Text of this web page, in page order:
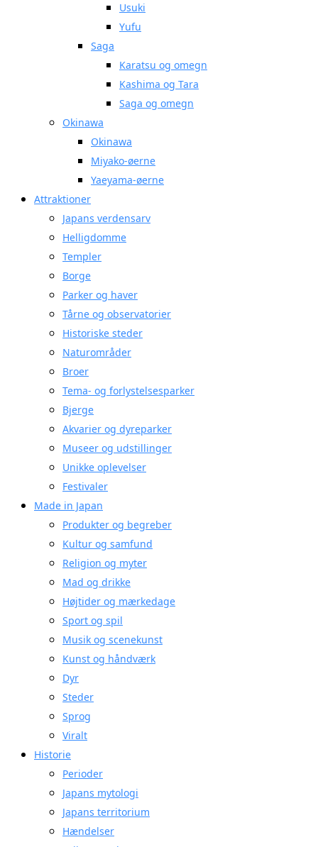
Usuki
Yufu
Saga
Karatsu og omegn
Kashima og Tara
Saga og omegn
Okinawa
Okinawa
Miyako-øerne
Yaeyama-øerne
Attraktioner
Japans verdensarv
Helligdomme
Templer
Borge
Parker og haver
Tårne og observatorier
Historiske steder
Naturområder
Broer
Tema- og forlystelsesparker
Bjerge
Akvarier og dyreparker
Museer og udstillinger
Unikke oplevelser
Festivaler
Made in Japan
Produkter og begreber
Kultur og samfund
Religion og myter
Mad og drikke
Højtider og mærkedage
Sport og spil
Musik og scenekunst
Kunst og håndværk
Dyr
Steder
Sprog
Viralt
Historie
Perioder
Japans mytologi
Japans territorium
Hændelser